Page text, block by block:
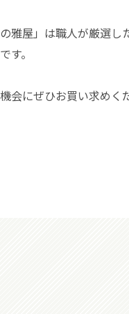
の雅屋」は職人が厳選
す。
会にぜひお買い求めく